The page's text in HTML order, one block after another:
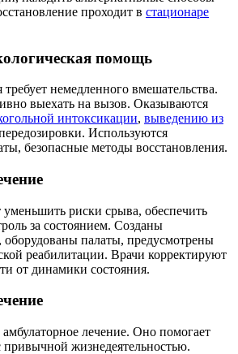
проходит в стационаре
помощь
немедленного вмешательства.
выехать на вызов. Оказываются
интоксикации, выведению из
Используются
безопасные методы восстановления.
уменьшить риски срыва, обеспечить
за состоянием. Созданы
палаты, предусмотрены
реабилитации. Врачи корректируют
от динамики состояния.
лечение. Оно помогает
жизнедеятельностью.